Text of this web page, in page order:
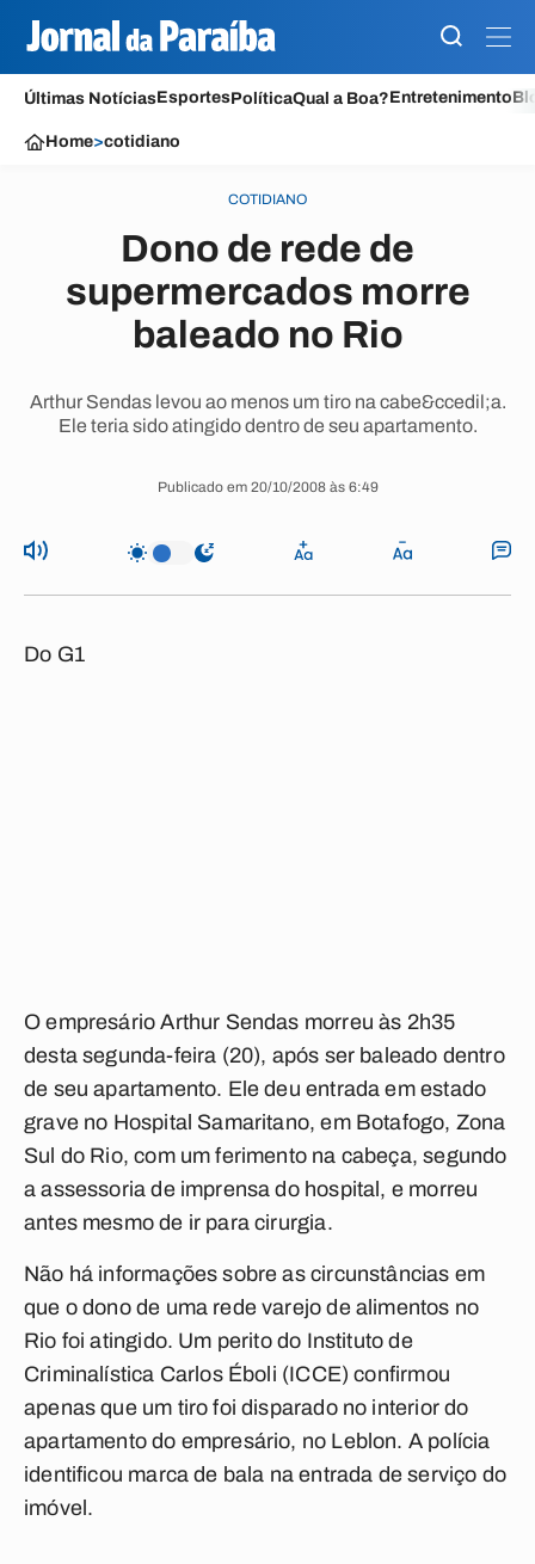
Últimas NotíciasEsportesPolíticaQual a Boa?Entretenimento
Home>cotidiano
COTIDIANO
Dono de rede de
supermercados morre
baleado no Rio
Arthur Sendas levou ao menos um tiro na cabe&ccedil;a.
Ele teria sido atingido dentro de seu apartamento.
Publicado em 20/10/2008 às 6:49
Do G1
O empresário Arthur Sendas morreu às 2h35
desta segunda-feira (20), após ser baleado dentro
de seu apartamento. Ele deu entrada em estado
grave no Hospital Samaritano, em Botafogo, Zona
Sul do Rio, com um ferimento na cabeça, segundo
a assessoria de imprensa do hospital, e morreu
antes mesmo de ir para cirurgia.
Não há informações sobre as circunstâncias em
que o dono de uma rede varejo de alimentos no
Rio foi atingido. Um perito do Instituto de
Criminalística Carlos Éboli (ICCE) confirmou
apenas que um tiro foi disparado no interior do
apartamento do empresário, no Leblon. A polícia
identificou marca de bala na entrada de serviço do
imóvel.